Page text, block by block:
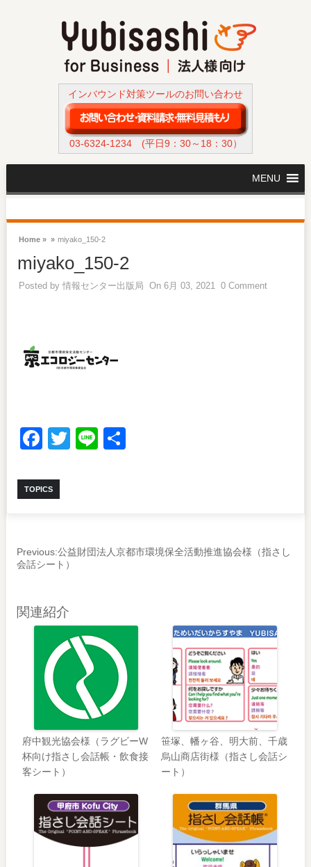
インバウンド対策ツールのお問い合わせ
03-6324-1234(平日9：30～18：30）
MENU
Home » » miyako_150-2
miyako_150-2
Posted by 情報センター出版局 On 6月 03, 2021 0 Comment
Facebook
Twitter
Line共
TOPICS
Previous:公益財団法人京都市環境保全活動推進協会様（指さし
会話シート）
関連紹介
府中観光協会様（ラグビーW
杯向け指さし会話帳・飲食接
客シート）
笹塚、幡ヶ谷、明大前、千歳
烏山商店街様（指さし会話シ
ート）